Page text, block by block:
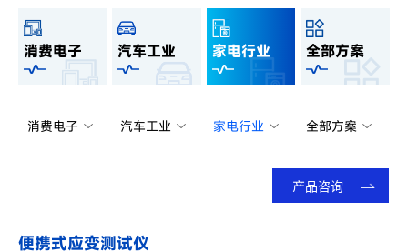
消费电子 汽车工业 家电行业 全部方案
消费电子 汽车工业 家电行业 全部方案
产品咨询
便携式应变测试仪